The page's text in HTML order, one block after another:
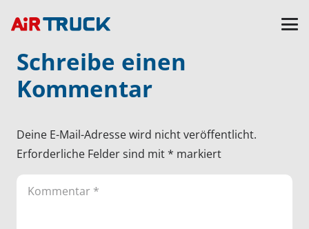
Schreibe einen
Kommentar
Deine E-Mail-Adresse wird nicht veröffentlicht.
Erforderliche Felder sind mit* markiert